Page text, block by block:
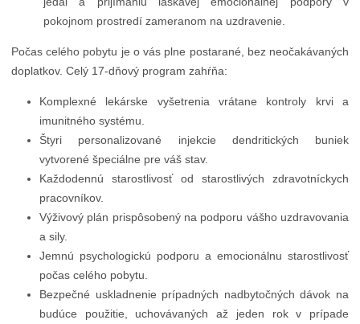
pokojnom prostredí zameranom na uzdravenie.
Počas celého pobytu je o vás plne postarané, bez neočakávaných
doplatkov. Celý 17-dňový program zahŕňa:
Komplexné lekárske vyšetrenia vrátane kontroly krvi a
imunitného systému.
Štyri personalizované injekcie dendritických buniek
vytvorené špeciálne pre váš stav.
Každodennú starostlivosť od starostlivých zdravotníckych
pracovníkov.
Výživový plán prispôsobený na podporu vášho uzdravovania
a sily.
Jemnú psychologickú podporu a emocionálnu starostlivosť
počas celého pobytu.
Bezpečné uskladnenie prípadných nadbytočných dávok na
budúce použitie, uchovávaných až jeden rok v prípade